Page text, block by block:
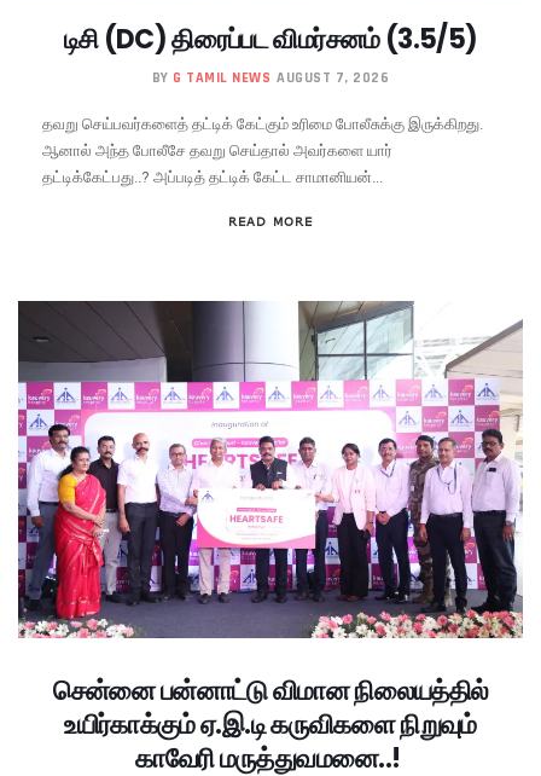
டிசி (DC) திரைப்பட விமர்சனம் (3.5/5)
BY G TAMIL NEWS AUGUST 7, 2026
தவறு செய்பவர்களைத் தட்டிக் கேட்கும் உரிமை போலீசுக்கு இருக்கிறது.
ஆனால் அந்த போலீசே தவறு செய்தால் அவர்களை யார்
தட்டிக்கேட்பது..? அப்படித் தட்டிக் கேட்ட சாமானியன்...
READ MORE
சென்னை பன்னாட்டு விமான நிலையத்தில்
உயிர்காக்கும் ஏ.இ.டி கருவிகளை நிறுவும்
காவேரி மருத்துவமனை..!